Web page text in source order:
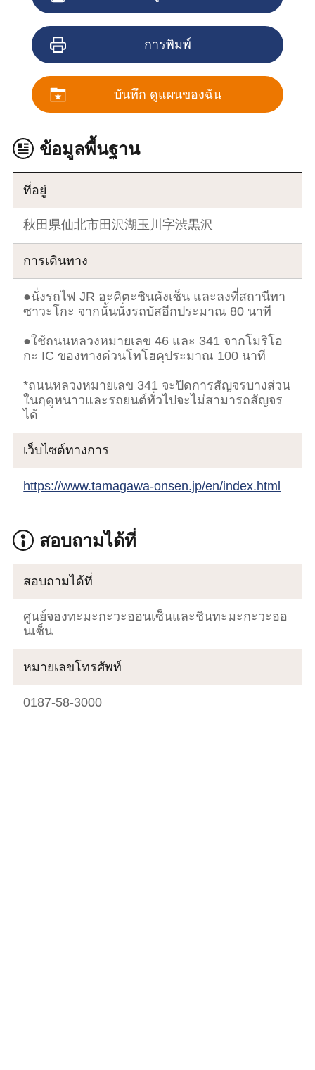
การพิมพ์
บันทึก ดูแผนของฉัน
ข้อมูลพื้นฐาน
ที่อยู่
秋田県仙北市田沢湖玉川字渋黒沢
การเดินทาง
●นั่งรถไฟ JR อะคิตะชินคังเซ็น และลงที่สถานีทา
ซาวะโกะ จากนั้นนั่งรถบัสอีกประมาณ 80 นาที
●ใช้ถนนหลวงหมายเลข 46 และ 341 จากโมริโอ
กะ IC ของทางด่วนโทโฮคุประมาณ 100 นาที
*ถนนหลวงหมายเลข 341 จะปิดการสัญจรบางส่วน
ในฤดูหนาวและรถยนต์ทั่วไปจะไม่สามารถสัญจร
ได้
เว็บไซต์ทางการ
https://www.tamagawa-onsen.jp/en/index.html
สอบถามได้ที่
สอบถามได้ที่
ศูนย์จองทะมะกะวะออนเซ็นและชินทะมะกะวะออ
นเซ็น
หมายเลขโทรศัพท์
0187-58-3000